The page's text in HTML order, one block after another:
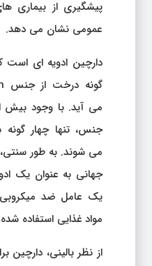
پیشگیری از بیماری
عمومی نشان می دهد.
دارچین ادویه ای
جنس، تنها چهار
می شوند. به طور
جهانی به عنوان یک
یک عامل ضد میکروبی،
مواد غذایی استفاده
از نظر بالینی، دارچین